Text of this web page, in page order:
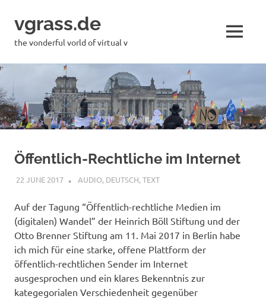
content
vgrass.de
the vonderful vorld of virtual v MENU
Öffentlich-Rechtliche im Internet
22 JUNE 2017 VGRASS
AUDIO, DEUTSCH,TEXT
Auf der Tagung “Öffentlich-rechtliche Medien im
(digitalen) Wandel” der Heinrich Böll Stiftung und der
Otto Brenner Stiftung am 11. Mai 2017 in Berlin habe
ich mich für eine starke, offene Plattform der
öffentlich-rechtlichen Sender im Internet
ausgesprochen und ein klares Bekenntnis zur
kategegorialen Verschiedenheit gegenüber